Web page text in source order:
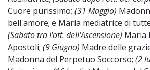
Cuore purissimo; (31 Maggio)
bell'amore; e Maria mediatrice di
(Sabato tra l'ott. dell'Ascensione) Maria
Apostoli; (9 Giugno) Madre delle
Madonna del Perpetuo Soccorso; (2